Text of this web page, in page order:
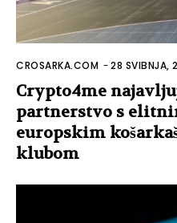
CROSARKA.COM -28 SVIBNJA,
Crypto4me
partnerstvo s
europskim
klubom